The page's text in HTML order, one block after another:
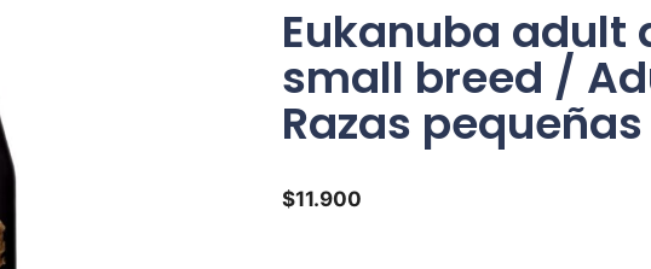
Eukanuba adult
small breed /
Razas pequeñas
$11.900